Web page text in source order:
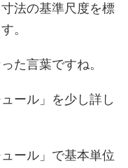
法の基準尺度を標
。
た言葉ですね。
ール」を少し詳し
ール」で基本単位